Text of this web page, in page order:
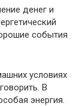
денег и
события
условиях
В
энергия.